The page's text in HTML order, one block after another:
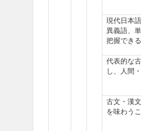
現代日本
異義語、
把握でき
代表的な
し、人間
古文・漢
を味わう